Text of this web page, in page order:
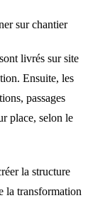
livrés sur site
Ensuite, les
passages
place, selon le
la structure
la transformation